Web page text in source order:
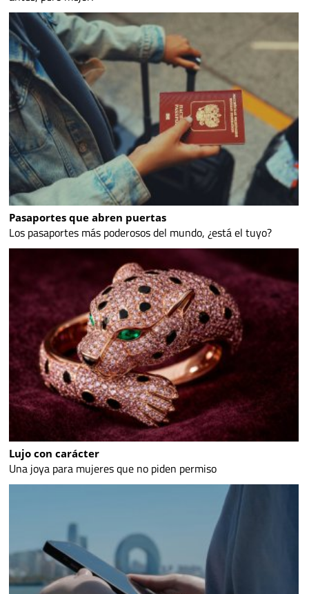
Pasaportes que abren puertas
Los pasaportes más poderosos del mundo, ¿está el tuyo?
Lujo con carácter
Una joya para mujeres que no piden permiso